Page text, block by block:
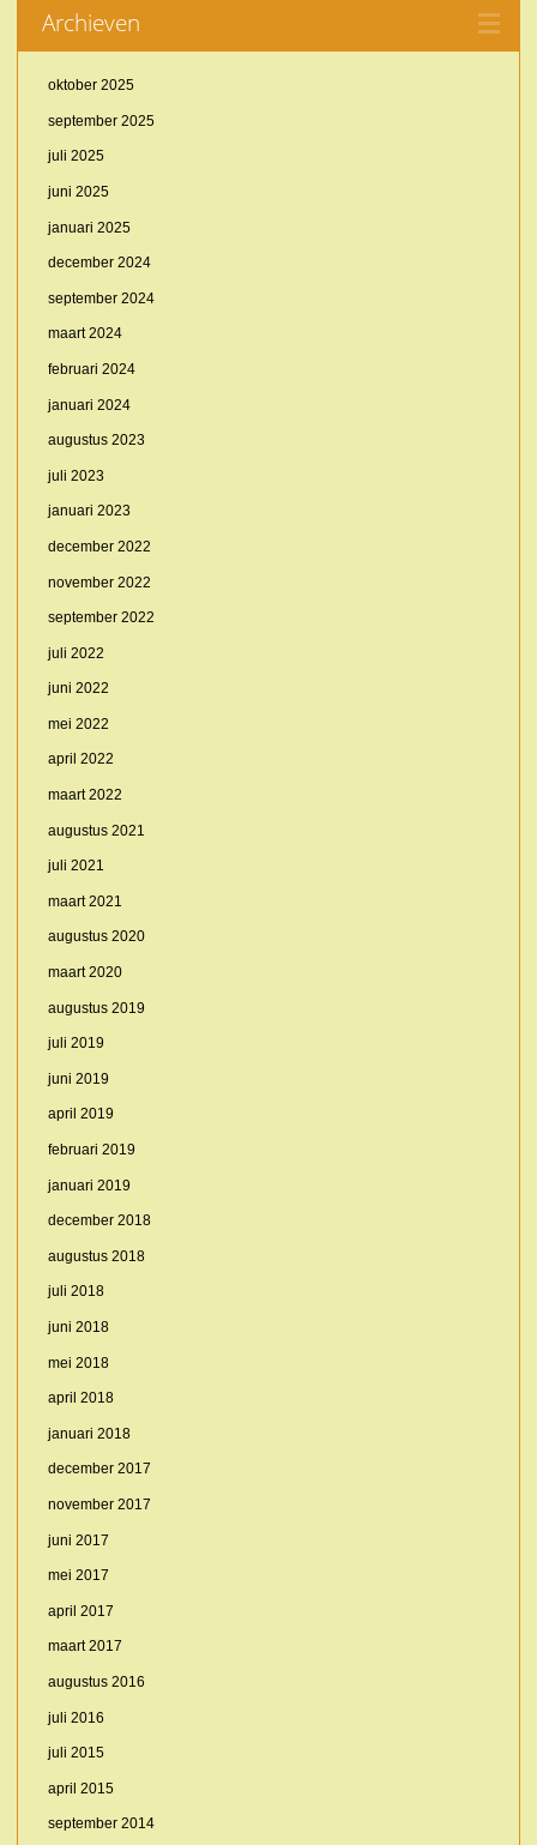
Archieven
oktober 2025
september 2025
juli 2025
juni 2025
januari 2025
december 2024
september 2024
maart 2024
februari 2024
januari 2024
augustus 2023
juli 2023
januari 2023
december 2022
november 2022
september 2022
juli 2022
juni 2022
mei 2022
april 2022
maart 2022
augustus 2021
juli 2021
maart 2021
augustus 2020
maart 2020
augustus 2019
juli 2019
juni 2019
april 2019
februari 2019
januari 2019
december 2018
augustus 2018
juli 2018
juni 2018
mei 2018
april 2018
januari 2018
december 2017
november 2017
juni 2017
mei 2017
april 2017
maart 2017
augustus 2016
juli 2016
juli 2015
april 2015
september 2014